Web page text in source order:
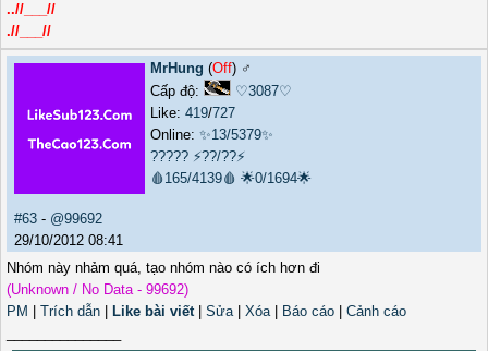
..//___//
.//___//
MrHung (Off) ♂️
Cấp độ:
♡3087♡
Like: 419/727
Online: ✨13/5379✨
????? ⚡??/??⚡
🩸165/4139🩸 🌟0/1694🌟
#63 - @99692
29/10/2012 08:41
Nhóm này nhảm quá, tạo nhóm nào có ích hơn đi
(Unknown / No Data - 99692)
PM
Trích dẫn Like bài viết| Sửa| Xóa| Báo cáo
Cảnh cáo